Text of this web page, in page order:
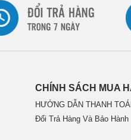
CHÍNH SÁCH MUA
HƯỚNG DẪN THANH
Đổi Trả Hàng Và Bảo Hành